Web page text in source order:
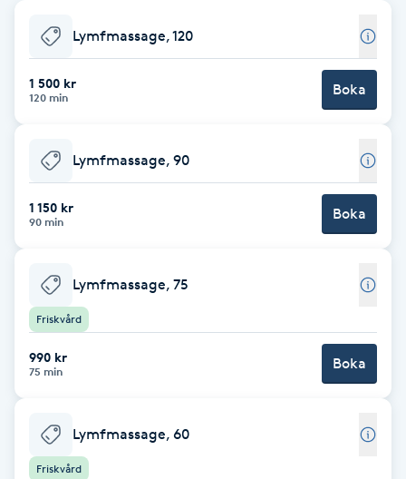
Babylights
Balayage
Barber
BIAB
Blowout
Bottenfärg
Brynformning
Lymfmassage, 120
1 500 kr
120 min Boka
Lymfmassage, 90
1 150 kr
90 min Boka
Lymfmassage, 75
Friskvård
990 kr
75 min Boka
Lymfmassage, 60
Friskvård